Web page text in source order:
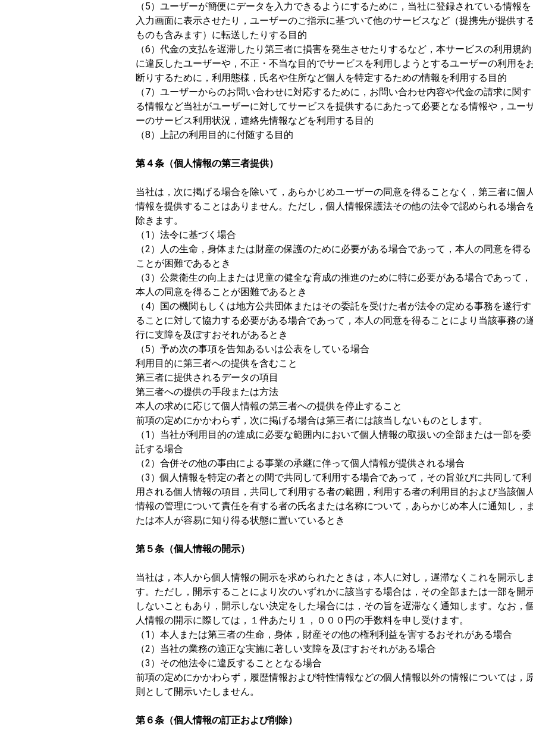
（5）ユーザーが簡便にデータを入力できるようにするために，当社に登録されている情報を
入力画面に表示させたり，ユーザーのご指示に基づいて他のサービスなど（提携先が提供す
ものも含みます）に転送したりする目的
（6）代金の支払を遅滞したり第三者に損害を発生させたりするなど，本サービスの利用規約
に違反したユーザーや，不正・不当な目的でサービスを利用しようとするユーザーの利用を
断りするために，利用態様，氏名や住所など個人を特定するための情報を利用する目的
（7）ユーザーからのお問い合わせに対応するために，お問い合わせ内容や代金の請求に関す
る情報など当社がユーザーに対してサービスを提供するにあたって必要となる情報や，ユー
ーのサービス利用状況，連絡先情報などを利用する目的
（8）上記の利用目的に付随する目的
第４条（個人情報の第三者提供）
当社は，次に掲げる場合を除いて，あらかじめユーザーの同意を得ることなく，第三者に個
情報を提供することはありません。ただし，個人情報保護法その他の法令で認められる場合
除きます。
（1）法令に基づく場合
（2）人の生命，身体または財産の保護のために必要がある場合であって，本人の同意を得る
ことが困難であるとき
（3）公衆衛生の向上または児童の健全な育成の推進のために特に必要がある場合であって，
本人の同意を得ることが困難であるとき
（4）国の機関もしくは地方公共団体またはその委託を受けた者が法令の定める事務を遂行す
ることに対して協力する必要がある場合であって，本人の同意を得ることにより当該事務の
行に支障を及ぼすおそれがあるとき
（5）予め次の事項を告知あるいは公表をしている場合
利用目的に第三者への提供を含むこと
第三者に提供されるデータの項目
第三者への提供の手段または方法
本人の求めに応じて個人情報の第三者への提供を停止すること
前項の定めにかかわらず，次に掲げる場合は第三者には該当しないものとします。
（1）当社が利用目的の達成に必要な範囲内において個人情報の取扱いの全部または一部を委
託する場合
（2）合併その他の事由による事業の承継に伴って個人情報が提供される場合
（3）個人情報を特定の者との間で共同して利用する場合であって，その旨並びに共同して利
用される個人情報の項目，共同して利用する者の範囲，利用する者の利用目的および当該個
情報の管理について責任を有する者の氏名または名称について，あらかじめ本人に通知し，ま
たは本人が容易に知り得る状態に置いているとき
第５条（個人情報の開示）
当社は，本人から個人情報の開示を求められたときは，本人に対し，遅滞なくこれを開示しま
す。ただし，開示することにより次のいずれかに該当する場合は，その全部または一部を開
しないこともあり，開示しない決定をした場合には，その旨を遅滞なく通知します。なお，
人情報の開示に際しては，１件あたり１，０００円の手数料を申し受けます。
（1）本人または第三者の生命，身体，財産その他の権利利益を害するおそれがある場合
（2）当社の業務の適正な実施に著しい支障を及ぼすおそれがある場合
（3）その他法令に違反することとなる場合
前項の定めにかかわらず，履歴情報および特性情報などの個人情報以外の情報については，
則として開示いたしません。
第６条（個人情報の訂正および削除）